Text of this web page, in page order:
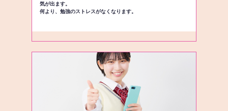
気が出ます。
何より、勉強のストレスがなくなります。